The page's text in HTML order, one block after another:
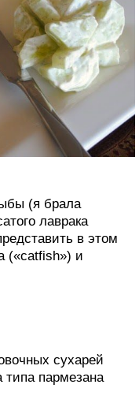
(я брала
лаврака
в этом
(«catfish») и
сухарей
типа пармезана